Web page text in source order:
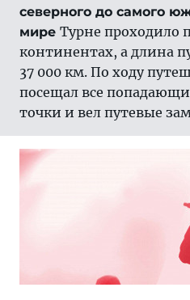
северного до самого
мире Турне проходило
континентах, а длина
37 000 км. По ходу
посещал все
точки и вел путевые